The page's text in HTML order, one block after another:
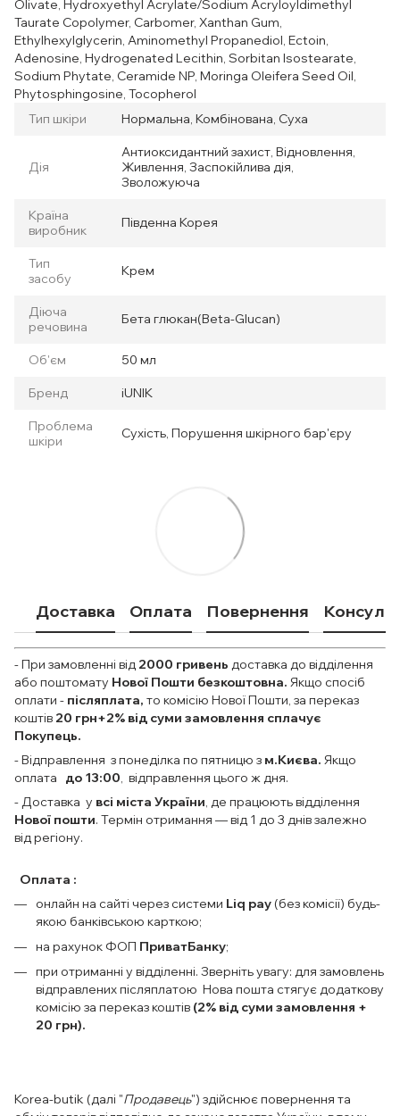
Olivate, Hydroxyethyl Acrylate/Sodium Acryloyldimethyl
Taurate Copolymer, Carbomer, Xanthan Gum,
Ethylhexylglycerin, Aminomethyl Propanediol, Ectoin,
Adenosine, Hydrogenated Lecithin, Sorbitan Isostearate,
Sodium Phytate, Ceramide NP, Moringa Oleifera Seed Oil,
Phytosphingosine, Tocopherol
Тип шкіри
Нормальна, Комбінована, Суха
Дія
Антиоксидантний захист, Відновлення,
Живлення, Заспокійлива дія,
Зволожуюча
Країна
виробник
Південна Корея
Тип
засобу
Крем
Діюча
речовина
Бета глюкан(Beta-Glucan)
Об'єм 50 мл
Бренд iUNIK
Проблема
шкіри
Сухість, Порушення шкірного бар'єру
Доставка Оплата Повернення
- При замовленні від 2000 гривень доставка до відділення
або поштомату Нової Пошти безкоштовна. Якщо спосіб
оплати - післяплата, то комісію Нової Пошти, за переказ
коштів 20 грн+2% від суми замовлення сплачує
Покупець.
- Відправлення з понеділка по пятницю з м.Києва. Якщо
оплата до 13:00, відправлення цього ж дня.
- Доставка у всі міста України, де працюють відділення
Нової пошти. Термін отримання — від 1 до 3 днів залежно
від регіону.
Оплата :
онлайн на сайті через системи Liq pay (без комісії) будь-
якою банківською карткою;
на рахунок ФОП ПриватБанку;
при отриманні у відділенні. Зверніть увагу: для замовлень
відправлених післяплатою Нова пошта стягує додаткову
комісію за переказ коштів (2% від суми замовлення +
20 грн).
Korea-butik (далі "Продавець") здійснює повернення та